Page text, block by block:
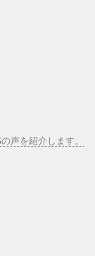
声を紹介します。